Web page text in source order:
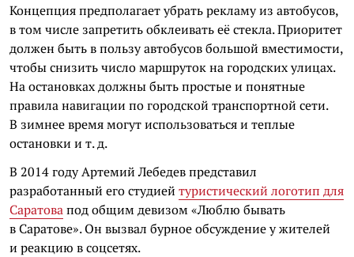
Концепция предполагает убрать рекламу из автобусов,
в том числе запретить обклеивать её стекла. Приоритет
должен быть в пользу автобусов большой вместимости,
чтобы снизить число маршруток на городских улицах.
На остановках должны быть простые и понятные
правила навигации по городской транспортной сети.
В зимнее время могут использоваться и теплые
остановки и т. д.
В 2014 году Артемий Лебедев представил
разработанный его студией туристический логотип для
Саратовапод общим девизом «Люблю бывать
в Саратове». Он вызвал бурное обсуждение у жителей
и реакцию в соцсетях.